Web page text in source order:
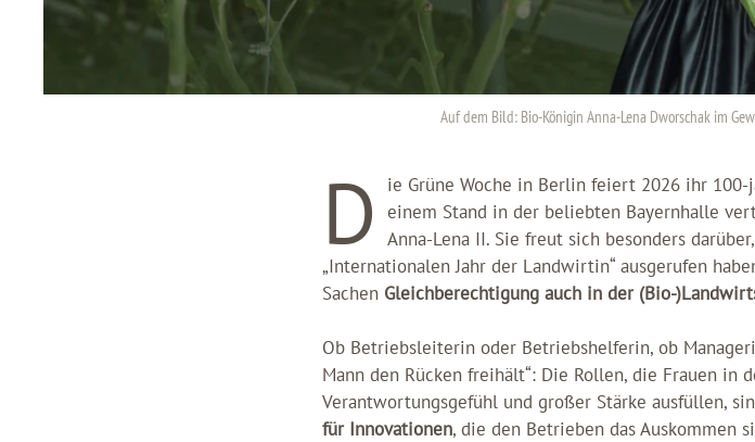
Auf dem Bild: Bio-Königin Anna-Lena Dworschak im
D
ie Grüne Woche in Berlin feiert 2026 ihr
einem Stand in der beliebten Bayernhalle
Anna-Lena II. Sie freut sich besonders
„Internationalen Jahr der Landwirtin“ ausgerufen
Sachen Gleichberechtigung auch in der (Bio-
Ob Betriebsleiterin oder Betriebshelferin, ob
Mann den Rücken freihält“: Die Rollen, die Frauen
Verantwortungsgefühl und großer Stärke ausfüllen,
für Innovationen, die den Betrieben das Auskommen